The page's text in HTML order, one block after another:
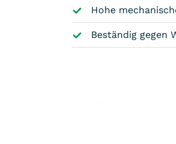
Hohe
Beständig gegen